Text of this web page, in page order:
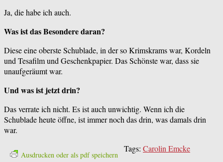
Ja, die habe ich auch.
Was ist das Besondere daran?
Diese eine oberste Schublade, in der so Krimskrams war, Kordeln
und Tesafilm und Geschenkpapier. Das Schönste war, dass sie
unaufgeräumt war.
Und was ist jetzt drin?
Das verrate ich nicht. Es ist auch unwichtig. Wenn ich die
Schublade heute öffne, ist immer noch das drin, was damals drin
war.
Ausdrucken oder als pdf speichern
Tags: Carolin Emcke